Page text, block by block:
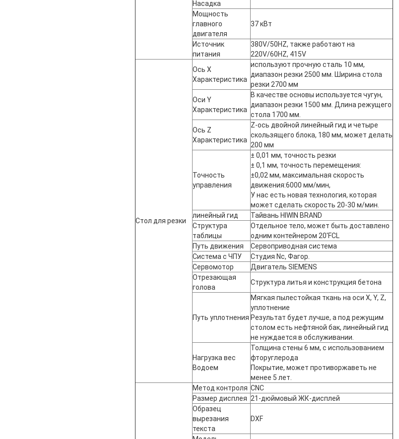
Насадка
Мощность
главного
двигателя
37 кВт
Источник
питания
380V/50HZ, также работают на
220V/60HZ, 415V
Стол для резки
Ось X
Характеристика
используют прочную сталь 10 мм,
диапазон резки 2500 мм. Ширина стола
резки 2700 мм
Оси Y
Характеристика
В качестве основы используется чугун,
диапазон резки 1500 мм. Длина режущего
стола 1700 мм.
Ось Z
Характеристика
Z-ось двойной линейный гид и четыре
скользящего блока, 180 мм, может делать
200 мм
Точность
управления
± 0,01 мм, точность резки
± 0,1 мм, точность перемещения:
±0,02 мм, максимальная скорость
движения:6000 мм/мин,
У нас есть новая технология, которая
может сделать скорость 20-30 м/мин.
линейный гид
Тайвань HIWIN BRAND
Структура
таблицы
Отдельное тело, может быть доставлено
одним контейнером 20'FCL
Путь движения
Сервоприводная система
Система с ЧПУ
Студия Nc, Фагор.
Сервомотор
Двигатель SIEMENS
Отрезающая
голова
Структура литья и конструкция бетона
Путь уплотнения
Мягкая пылестойкая ткань на оси X, Y, Z,
уплотнение
Результат будет лучше, а под режущим
столом есть нефтяной бак, линейный гид
не нуждается в обслуживании.
Нагрузка вес
Водоем
Толщина стены 6 мм, с использованием
фторуглерода
Покрытие, может противоржаветь не
менее 5 лет.
Метод контроля CNC
Размер дисплея 21-дюймовый ЖК-дисплей
Образец
вырезания
текста
DXF